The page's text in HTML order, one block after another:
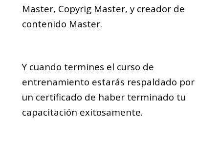
Master, Copyrig Master, y creador de
contenido Master.
Y cuando termines el curso de
entrenamiento estarás respaldado por
un certificado de haber terminado tu
capacitación exitosamente.